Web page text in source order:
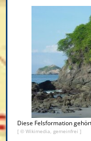
Diese Felsformation
[ © Wikimedia, gemeinfrei ]